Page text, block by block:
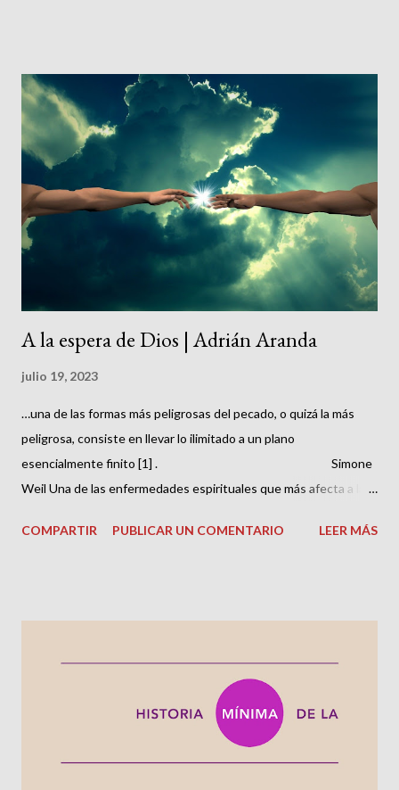
honestidad, de una terrible y hasta dolorosa decepción: la de
muchos creyentes genuinos cuando tienen la desgracia de caer
en las garras de ciertos grupos sectarios disfrazados de iglesias
cristianas, con nombres a cual más pintoresco, y sus
carismáticos predicadores, quienes, llenos de santo fervor y
biblias en alto, vocean un dios totalmente falso, un tipo de
divinidad que no pasa de ser una grotesca e insultante
caricatura del Dios Padre re...
A la espera de Dios | Adrián Aranda
julio 19, 2023
…una de las formas más peli­grosas del pecado, o quizá la más
peligrosa, consiste en llevar lo ili­mitado a un plano
esencialmente finito [1] . Simone
Weil Una de las enfermedades espirituales que más afecta a la
idolatría , pero poco comprendida en su significado originario y
eso la idolatría? En su forma más tradicional, se reduce un Ser
supremo inmaterial, a pura materia y forma, con delimitaciones
propias de los ídolos de bar...
COMPARTIR PUBLICAR UN COMENTARIO LEER MÁS